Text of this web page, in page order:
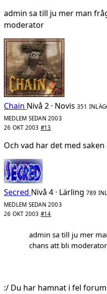
admin sa till ju mer man
moderator
Chain Nivå 2 · Novis 351
MEDLEM SEDAN 2003
26 OKT 2003 #13
Och vad har det med
Secred Nivå 4 · Lärling 789
MEDLEM SEDAN 2003
26 OKT 2003 #14
admin sa till ju mer
chans att bli moderator
:/ Du har hamnat i fel